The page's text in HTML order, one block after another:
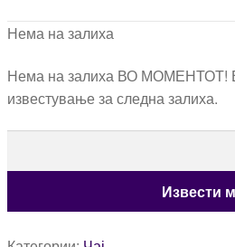
Нема на залиха
Нема на залиха ВО МОМЕНТОТ!
известување за следна залиха.